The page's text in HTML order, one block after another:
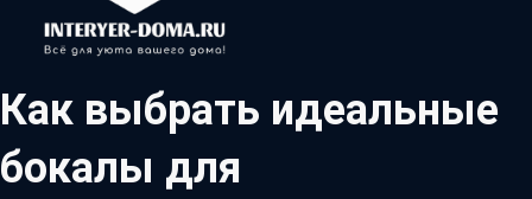
Как выбрать идеальные
бокалы для